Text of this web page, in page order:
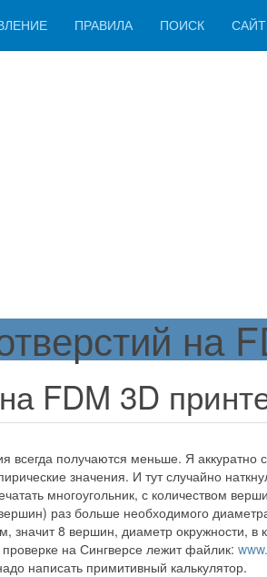
ПРАВИЛА ПОИСК САЙТ
на
FDM 3D
всегда получаются меньше. Я аккуратно
значения. И тут случайно
многоугольник, с количеством
раз больше необходимого
8 вершин, диаметр окружности, в
на Сингверсе лежит файлик:
написать примитивный калькулятор.